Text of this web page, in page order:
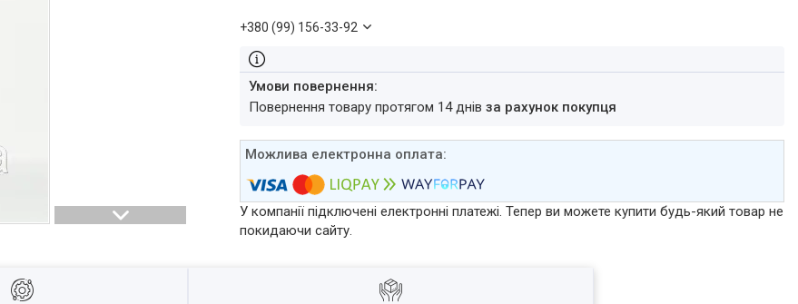
+380 (99) 156-33-92
повернення товару протягом 14 днівза рахунок покупця
У компанії підключені електронні платежі. Тепер ви можете купити будь-який товар не
покидаючи сайту.